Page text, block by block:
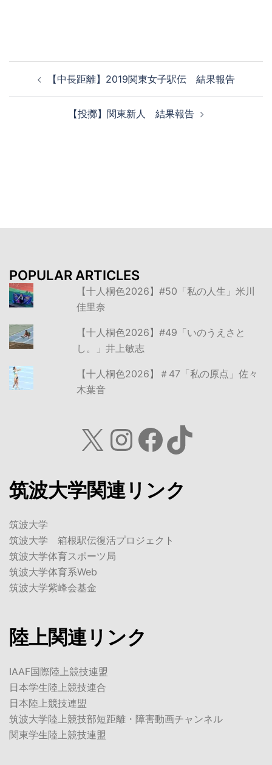
【中長距離】2019関東女子駅伝 結果報告
【投擲】関東新人 結果報告
POPULAR ARTICLES
【十人桐色2026】#50「私の人生」米川
佳里奈
【十人桐色2026】#49「いのうえさと
し。」井上敏志
【十人桐色2026】＃47「私の原点」佐々
木葉音
X Instagram
Facebook
TikTok
筑波大学関連リンク
筑波大学
筑波大学 箱根駅伝復活プロジェクト
筑波大学体育スポーツ局
筑波大学体育系Web
筑波大学紫峰会基金
陸上関連リンク
IAAF国際陸上競技連盟
日本学生陸上競技連合
日本陸上競技連盟
筑波大学陸上競技部短距離・障害動画チャンネル
関東学生陸上競技連盟